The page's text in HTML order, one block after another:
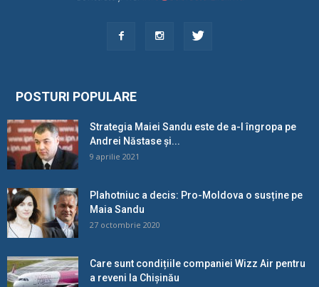
POSTURI POPULARE
Strategia Maiei Sandu este de a-l îngropa pe
Andrei Năstase și...
9 aprilie 2021
Plahotniuc a decis: Pro-Moldova o susține pe
Maia Sandu
27 octombrie 2020
Care sunt condițiile companiei Wizz Air pentru
a reveni la Chișinău